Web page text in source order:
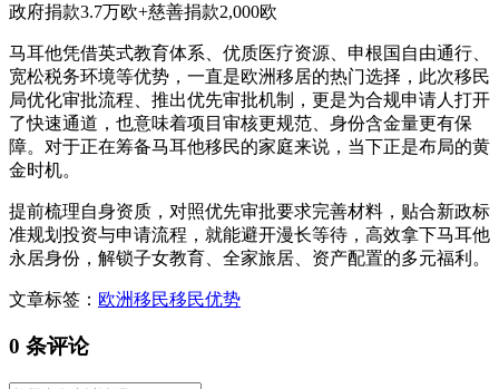
政府捐款3.7万欧+慈善捐款2,000欧
马耳他凭借英式教育体系、优质医疗资源、申根国自由通行、
宽松税务环境等优势，一直是欧洲移居的热门选择，此次移民
局优化审批流程、推出优先审批机制，更是为合规申请人打开
了快速通道，也意味着项目审核更规范、身份含金量更有保
障。对于正在筹备马耳他移民的家庭来说，当下正是布局的黄
金时机。
提前梳理自身资质，对照优先审批要求完善材料，贴合新政标
准规划投资与申请流程，就能避开漫长等待，高效拿下马耳他
永居身份，解锁子女教育、全家旅居、资产配置的多元福利。
文章标签： 欧洲移民移民优势
0 条评论